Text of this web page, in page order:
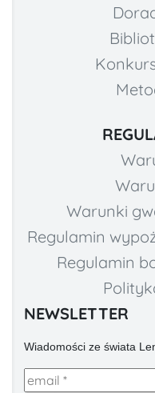
Warunki
Regulamin
Regulamin
NEWSLETTER
Wiadomości ze świata